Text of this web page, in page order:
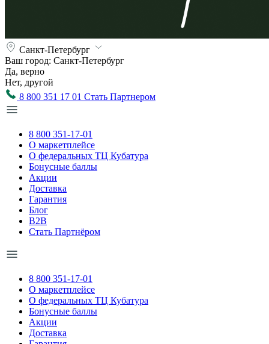
Санкт-Петербург
Ваш город: Санкт-Петербург
Да, верно
Нет, другой
8 800 351 17 01 Стать Партнером
8 800 351-17-01
О маркетплейсе
О федеральных ТЦ Кубатура
Бонусные баллы
Акции
Доставка
Гарантия
Блог
B2B
Стать Партнёром
8 800 351-17-01
О маркетплейсе
О федеральных ТЦ Кубатура
Бонусные баллы
Акции
Доставка